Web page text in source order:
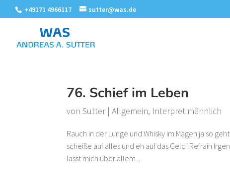
+49171 4966117 sutter@was.de
76. Schief im Leben
vonSutter|Allgemein, Interpret männlich
Rauch in der Lunge und Whisky im Magen ja so
scheiße auf alles und eh auf das Geld! Refrain
lässt mich über allem...